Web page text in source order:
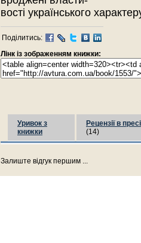
вості українського
Поділитись:
Лінк із зображенням книжки:
Уривок з
книжки
Рецензії в пресі
(14)
Залиште відгук першим ...